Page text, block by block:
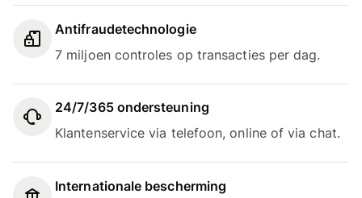
Antifraudetechnologie
7 miljoen controles op transacties per dag.
24/7/365 ondersteuning
Klantenservice via telefoon, online of via chat.
Internationale bescherming